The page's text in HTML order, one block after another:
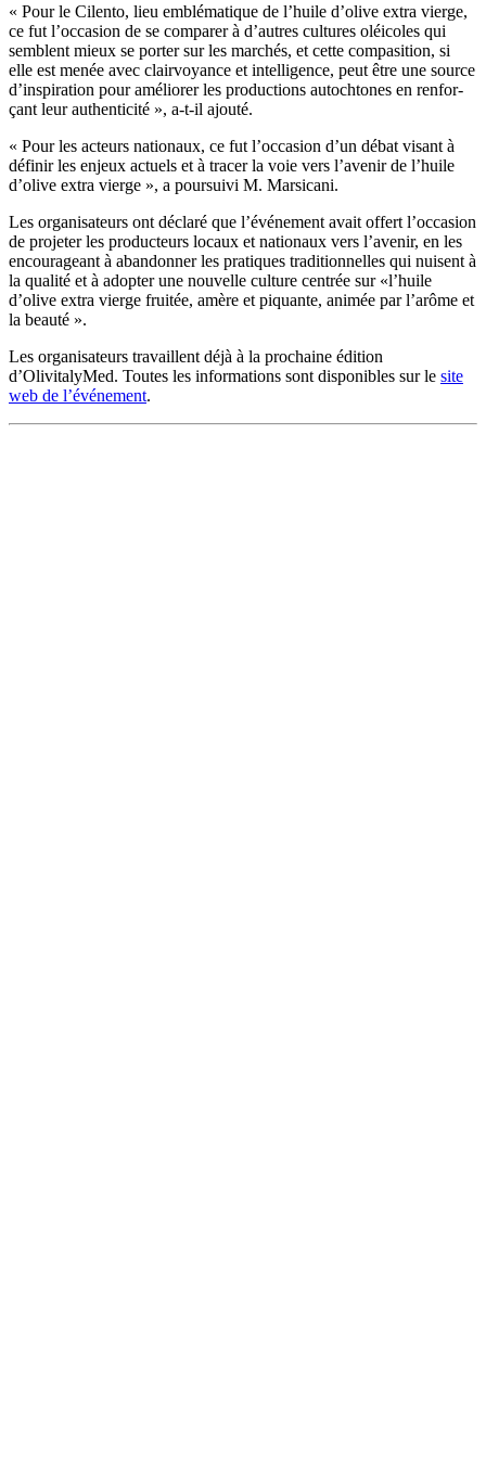
« Pour le Cilento, lieu emblématique de l’huile d’olive extra vierge,
ce fut l’occasion de se comparer à d’autres cultures oléicoles qui
semblent mieux se porter sur les marchés, et cette compa­sition, si
elle est menée avec clair­voyance et intel­ligence, peut être une source
d’in­spi­ra­tion pour amé­liorer les pro­du­c­tions autochtones en ren­for­
çant leur authen­ticité », a-t-il aj­outé.
« Pour les acteurs nationaux, ce fut l’occasion d’un débat visant à
définir les enjeux actuels et à tracer la voie vers l’avenir de l’huile
d’olive extra vierge », a poursuivi M. Marsicani.
Les organisateurs ont déclaré que l’événement avait offert l’occasion
de projeter les producteurs locaux et nationaux vers l’avenir, en les
encourageant à abandonner les pratiques traditionnelles qui nuisent à
la qualité et à adopter une nouvelle culture centrée sur «l’huile
d’olive extra vierge fruitée, amère et piquante, animée par l’arôme et
la beauté ».
Les organisateurs travaillent déjà à la prochaine édition
d’OlivitalyMed. Toutes les informations sont disponibles sur le site
web de l’événement.